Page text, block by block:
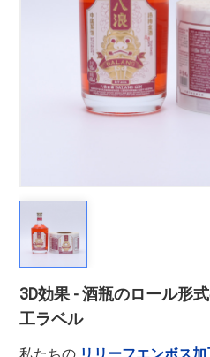
3D効果 - 酒瓶のロール形
工ラベル